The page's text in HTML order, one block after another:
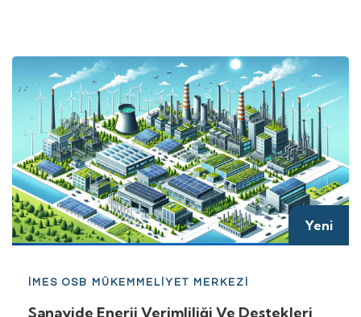
Yeni
İMES OSB MÜKEMMELİYET MERKEZİ
Sanayide Enerji Verimliliği Ve Destekleri